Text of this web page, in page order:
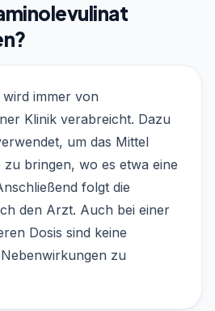
immer von
Klinik verabreicht. Dazu
um das Mittel
bringen, wo es etwa eine
folgt die
den Arzt. Auch bei einer
Dosis sind keine
zu